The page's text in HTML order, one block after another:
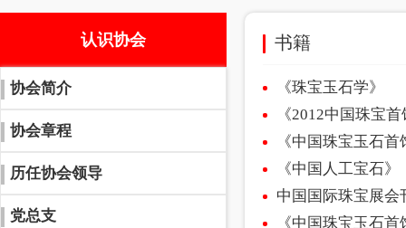
认识协会
协会简介
协会章程
历任协会领导
党总支
书籍
《珠宝玉石学》
《2012中国珠宝
《中国珠宝玉石
《中国人工宝石》
中国国际珠宝展会
《中国珠宝玉石